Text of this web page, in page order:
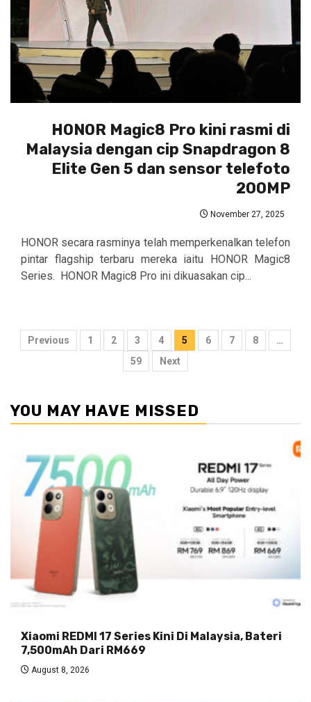
HONOR Magic8 Pro kini rasmi di
Malaysia dengan cip Snapdragon 8
Elite Gen 5 dan sensor telefoto
200MP
November 27, 2025
HONOR secara rasminya telah memperkenalkan telefon
pintar flagship terbaru mereka iaitu HONOR Magic8
Series. HONOR Magic8 Pro ini dikuasakan cip...
Posts
Previous 1 2 3 4 5 6 7 8
…
59
Next
YOU MAY HAVE MISSED
Xiaomi REDMI 17 Series Kini Di Malaysia, Bateri
7,500mAh Dari RM669
August 8, 2026